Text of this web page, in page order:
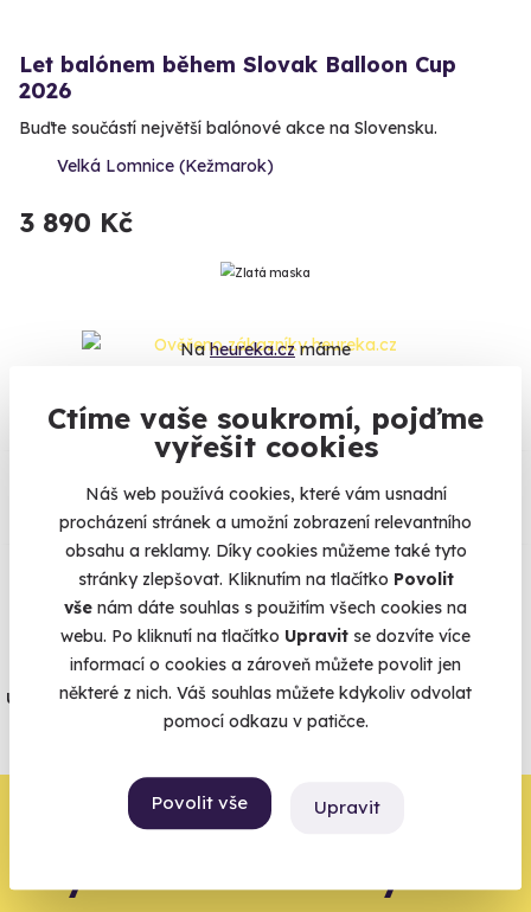
Ctíme vaše soukromí, pojďme
vyřešit cookies
Náš web používá cookies, které vám usnadní
procházení stránek a umožní zobrazení relevantního
obsahu a reklamy. Díky cookies můžeme také tyto
stránky zlepšovat. Kliknutím na tlačítko Povolit
vše nám dáte souhlas s použitím všech cookies na
webu. Po kliknutí na tlačítko Upravit se dozvíte více
informací o cookies a zároveň můžete povolit jen
některé z nich. Váš souhlas můžete kdykoliv odvolat
pomocí odkazu v patičce.
Povolit vše Upravit
Let balónem během Slovak Balloon Cup
2026
Buďte součástí největší balónové akce na Slovensku.
Velká Lomnice (Kežmarok)
3 890 Kč
Naheureka.czmáme
Co si o nás myslí
Zobraz ohlasy
Vše umíme pojistit
Jeden nikdy neví. Máme nejvyšší
úrazové pojištění z nabídky zážitkových
agentur.
Zbývá jeden krok,